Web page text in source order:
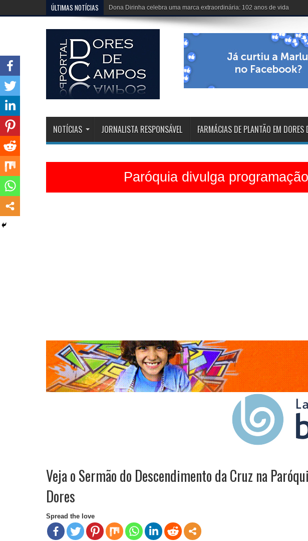
ÚLTIMAS NOTÍCIAS Igreja Matriz está belíssima e celebrações voltarão na sexta-feira
NOTÍCIAS JORNALISTA RESPONSÁVEL FARMÁCIAS DE PLANTÃO EM DORES
Paróquia divulga
Veja o Sermão do Descendimento da Cruz na
Dores
Spread the love